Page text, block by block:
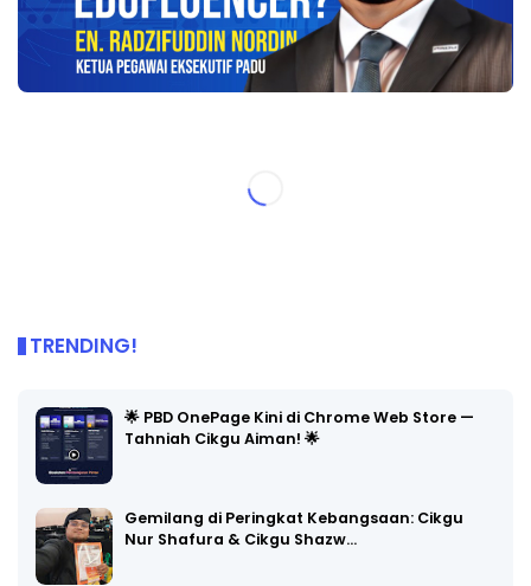
TRENDING!
🌟 PBD OnePage Kini di Chrome Web Store —
Tahniah Cikgu Aiman! 🌟
Gemilang di Peringkat Kebangsaan: Cikgu
Nur Shafura & Cikgu Shazw…